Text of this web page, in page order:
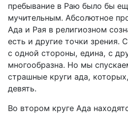
пребывание в Раю было бы
мучительным. Абсолютное
Ада и Рая в религиозном
есть и другие точки зрения.
с одной стороны, едина, с
многообразна. Но мы
страшные круги ада,
девять.
Во втором круге Ада